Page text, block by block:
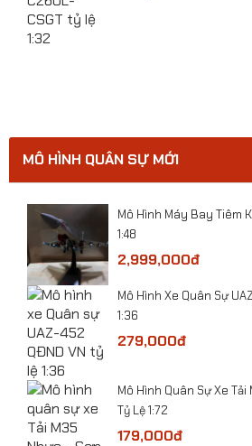
​Mô hình Máy bay Tiêm kích
1:72
MÔ HÌNH QUÂN SỰ MỚI
Mô Hình Máy Bay Tiêm
1:48
2,999,000đ
Mô Hình Xe Quân Sự
1:36
279,000đ
​Mô Hình Quân Sự Xe
Tỷ Lệ 1:72
179,000đ